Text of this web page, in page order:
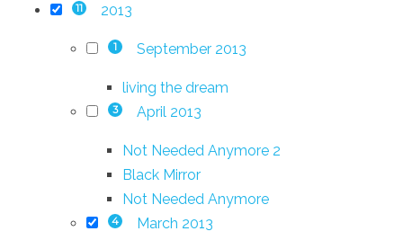
11 2013
1 September 2013
living the dream
3 April 2013
Not Needed Anymore 2
Black Mirror
Not Needed Anymore
4 March 2013